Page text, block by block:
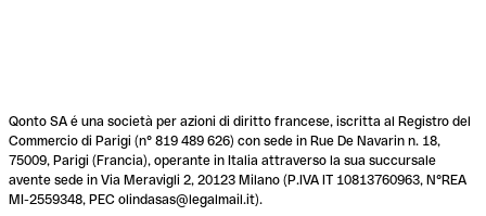
Qonto SA é una società per azioni di diritto francese, iscritta al Registro del
Commercio di Parigi (n° 819 489 626) con sede in Rue De Navarin n. 18,
75009, Parigi (Francia), operante in Italia attraverso la sua succursale
avente sede in Via Meravigli 2, 20123 Milano (P.IVA IT 10813760963, N°REA
MI-2559348, PEC olindasas@legalmail.it).